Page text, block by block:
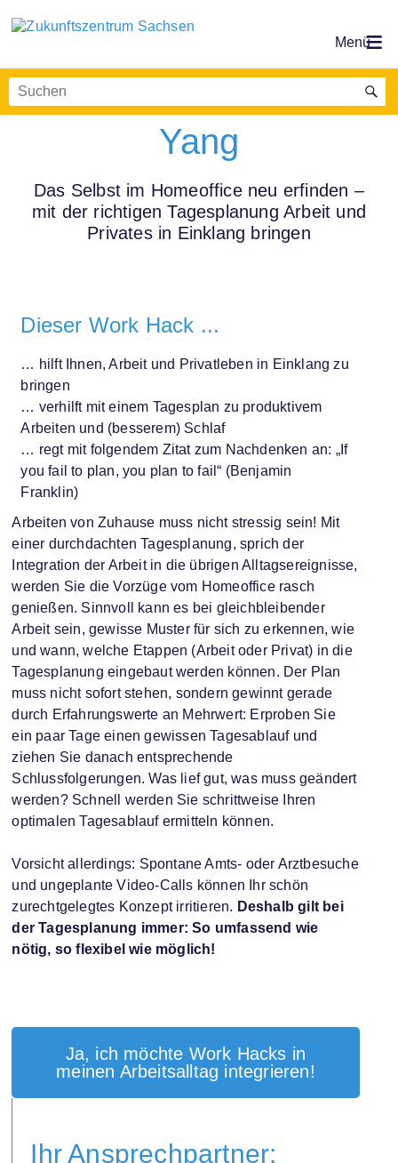
WORK HACK: Yin &
Yang
Das Selbst im Homeoffice neu erfinden –
mit der richtigen Tagesplanung Arbeit und
Privates in Einklang bringen
Dieser Work Hack ...
… hilft Ihnen, Arbeit und Privatleben in Einklang zu
bringen
… verhilft mit einem Tagesplan zu produktivem
Arbeiten und (besserem) Schlaf
… regt mit folgendem Zitat zum Nachdenken an: „If
you fail to plan, you plan to fail“ (Benjamin
Franklin)
Arbeiten von Zuhause muss nicht stressig sein! Mit
einer durchdachten Tagesplanung, sprich der
Integration der Arbeit in die übrigen Alltagsereignisse,
werden Sie die Vorzüge vom Homeoffice rasch
genießen. Sinnvoll kann es bei gleichbleibender
Arbeit sein, gewisse Muster für sich zu erkennen, wie
und wann, welche Etappen (Arbeit oder Privat) in die
Tagesplanung eingebaut werden können. Der Plan
muss nicht sofort stehen, sondern gewinnt gerade
durch Erfahrungswerte an Mehrwert: Erproben Sie
ein paar Tage einen gewissen Tagesablauf und
ziehen Sie danach entsprechende
Schlussfolgerungen. Was lief gut, was muss geändert
werden? Schnell werden Sie schrittweise Ihren
optimalen Tagesablauf ermitteln können.
Vorsicht allerdings: Spontane Amts- oder Arztbesuche
und ungeplante Video-Calls können Ihr schön
zurechtgelegtes Konzept irritieren. Deshalb gilt bei
der Tagesplanung immer: So umfassend wie
nötig, so flexibel wie möglich!
Ja, ich möchte Work Hacks in
meinen Arbeitsalltag integrieren!
Ihr Ansprechpartner: